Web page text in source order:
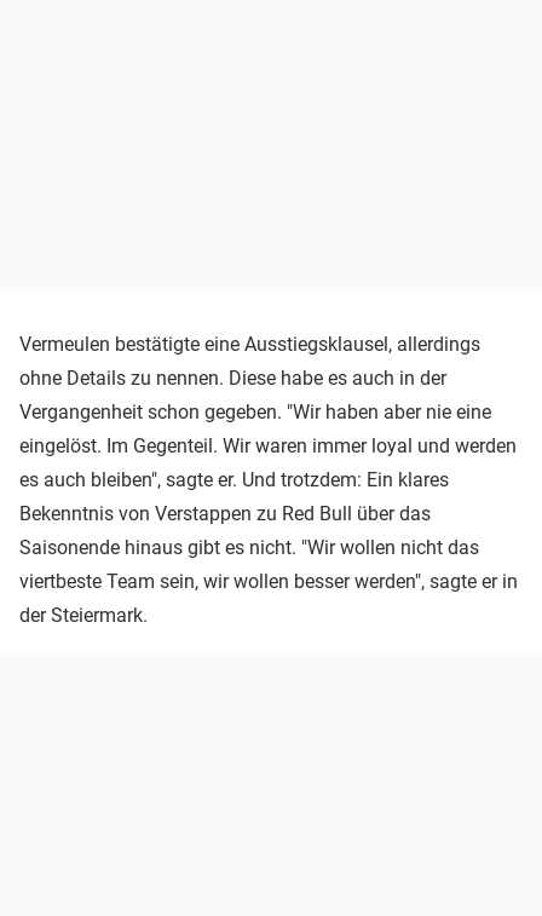
Vermeulen bestätigte eine Ausstiegsklausel, allerdings
ohne Details zu nennen. Diese habe es auch in der
Vergangenheit schon gegeben. "Wir haben aber nie eine
eingelöst. Im Gegenteil. Wir waren immer loyal und werden
es auch bleiben", sagte er. Und trotzdem: Ein klares
Bekenntnis von Verstappen zu Red Bull über das
Saisonende hinaus gibt es nicht. "Wir wollen nicht das
viertbeste Team sein, wir wollen besser werden", sagte er in
der Steiermark.